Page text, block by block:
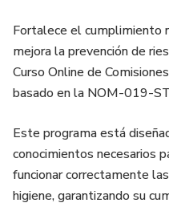
Fortalece el cumplimiento
mejora la prevención de
Curso Online de
basado en la NOM-019-
Este programa está
conocimientos necesarios
funcionar correctamente
higiene, garantizando su